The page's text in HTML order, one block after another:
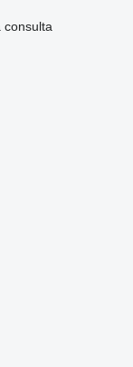
consulta